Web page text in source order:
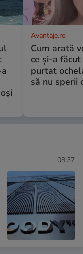
Avantaje.ro
Cum arată
ce și-a
purtat
să nu sperii
08:37